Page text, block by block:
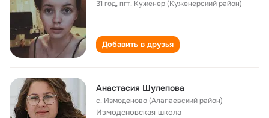
31 год,пгт. Куженер (Куженерский район)
Добавить в друзья
Анастасия Шулепова
с. Измоденово (Алапаевский район)
Измоденовская школа